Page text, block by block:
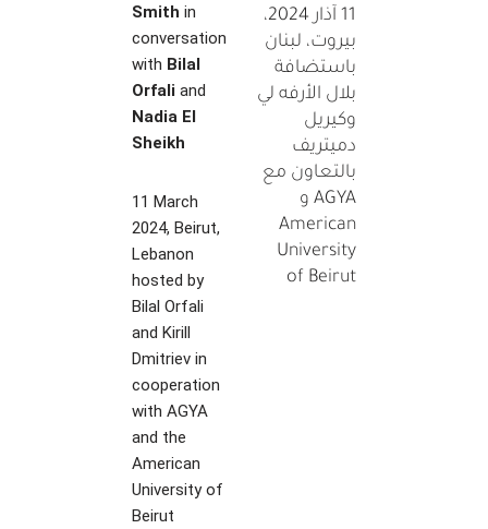
Smith in
conversation
with Bilal
Orfali and
Nadia El
Sheikh
11 March
2024, Beirut,
Lebanon
hosted by
Bilal Orfali
and Kirill
Dmitriev in
cooperation
with AGYA
and the
American
University of
Beirut
11 آذار 2024،
بيروت، لبنان
باستضافة
بلال الأرفه لي
وكيريل
دميتريف
بالتعاون مع
AGYA و
American
University
of Beirut